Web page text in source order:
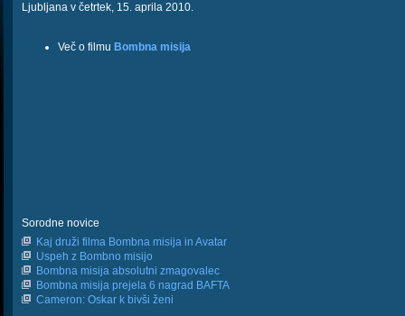
Ljubljana v četrtek, 15. aprila 2010.
Več o filmu Bombna misija
Sorodne novice
Kaj druži filma Bombna misija in Avatar
Uspeh z Bombno misijo
Bombna misija absolutni zmagovalec
Bombna misija prejela 6 nagrad BAFTA
Cameron: Oskar k bivši ženi